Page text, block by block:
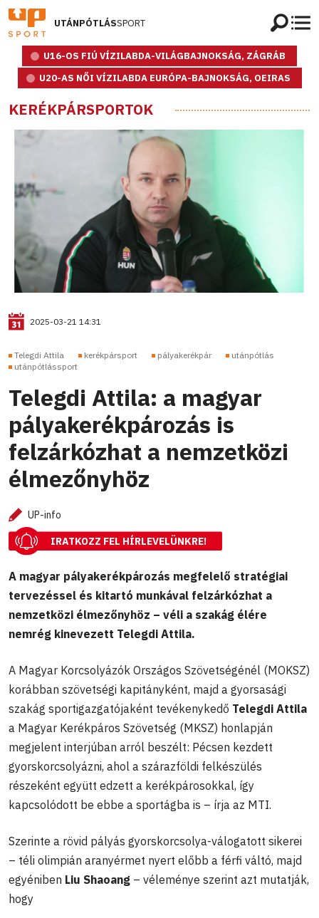
UTÁNPÓTLÁSSPORT
U16-OS FIÚ VÍZILABDA-VILÁGBAJNOKSÁG, ZÁGRÁB
U20-AS NŐI VÍZILABDA EURÓPA-BAJNOKSÁG, OEIRAS
KERÉKPÁRSPORTOK
2025-03-21 14:31
Telegdi Attila kerékpársport pályakerékpár
utánpótlás
utánpótlássport
Telegdi Attila: a magyar
pályakerékpározás is
felzárkózhat a nemzetközi
élmezőnyhöz
UP-info
IRATKOZZ FEL HÍRLEVELÜNKRE!
A magyar pályakerékpározás megfelelő stratégiai
tervezéssel és kitartó munkával felzárkózhat a
nemzetközi élmezőnyhöz – véli a szakág élére
nemrég kinevezett Telegdi Attila.
A Magyar Korcsolyázók Országos Szövetségénél (MOKSZ)
korábban szövetségi kapitányként, majd a gyorsasági
szakág sportigazgatójaként tevékenykedő Telegdi Attila
a Magyar Kerékpáros Szövetség (MKSZ) honlapján
megjelent interjúban arról beszélt: Pécsen kezdett
gyorskorcsolyázni, ahol a szárazföldi felkészülés
részeként együtt edzett a kerékpárosokkal, így
kapcsolódott be ebbe a sportágba is – írja az MTI.
Szerinte a rövid pályás gyorskorcsolya-válogatott sikerei
– téli olimpián aranyérmet nyert előbb a férfi váltó, majd
egyéniben Liu Shaoang – véleménye szerint azt mutatják,
hogy